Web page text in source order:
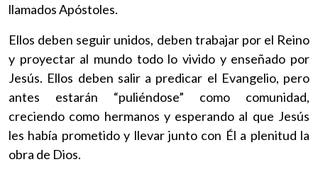
llamados Apóstoles.
Ellos deben seguir unidos, deben trabajar por el Reino
y proyectar al mundo todo lo vivido y enseñado por
Jesús. Ellos deben salir a predicar el Evangelio, pero
antes estarán “puliéndose” como comunidad,
creciendo como hermanos y esperando al que Jesús
les había prometido y llevar junto con Él a plenitud la
obra de Dios.